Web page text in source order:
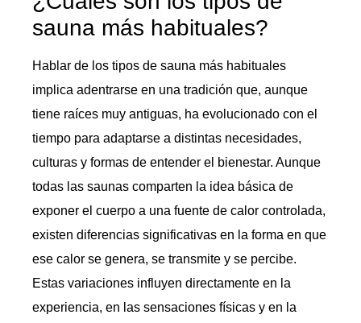
sauna más habituales?
Hablar de los tipos de sauna más habituales
implica adentrarse en una tradición que, aunque
tiene raíces muy antiguas, ha evolucionado con el
tiempo para adaptarse a distintas necesidades,
culturas y formas de entender el bienestar. Aunque
todas las saunas comparten la idea básica de
exponer el cuerpo a una fuente de calor controlada,
existen diferencias significativas en la forma en que
ese calor se genera, se transmite y se percibe.
Estas variaciones influyen directamente en la
experiencia, en las sensaciones físicas y en la